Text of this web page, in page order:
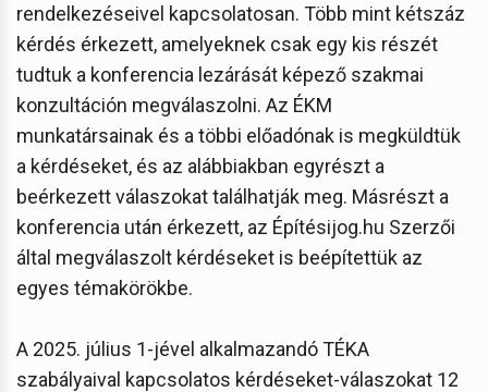
rendelkezéseivel kapcsolatosan. Több mint kétszáz
kérdés érkezett, amelyeknek csak egy kis részét
tudtuk a konferencia lezárását képező szakmai
konzultáción megválaszolni. Az ÉKM
munkatársainak és a többi előadónak is megküldtük
a kérdéseket, és az alábbiakban egyrészt a
beérkezett válaszokat találhatják meg. Másrészt a
konferencia után érkezett, az Építésijog.hu Szerzői
által megválaszolt kérdéseket is beépítettük az
egyes témakörökbe.
A 2025. július 1-jével alkalmazandó TÉKA
szabályaival kapcsolatos kérdéseket-válaszokat 12